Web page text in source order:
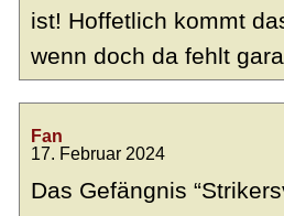
ist! Hoffetlich kommt
wenn doch da fehlt
Fan
17. Februar 2024
Das Gefängnis